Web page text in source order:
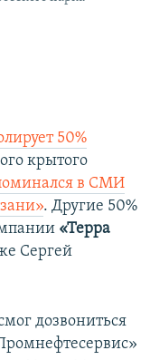
50%
крытого
в СМИ
. Другие 50%
«Терра
Сергей
дозвониться